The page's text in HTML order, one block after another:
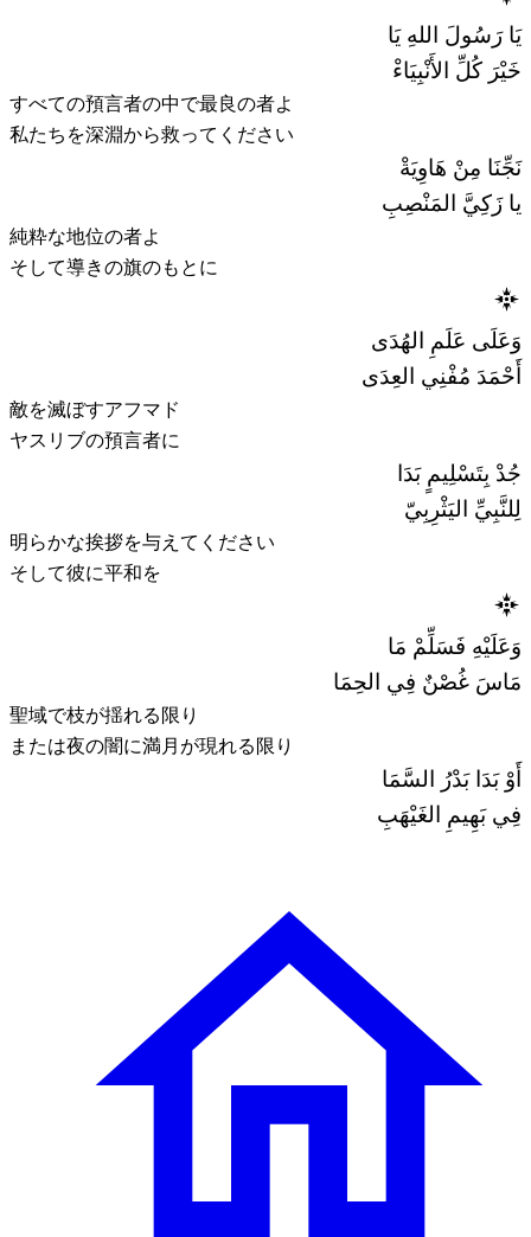
يَا رَسُولَ اللهِ يَا
خَيْرَ كُلِّ الأَنْبِيَاءْ
すべての預言者の中で最良の者よ
私たちを深淵から救ってください
نَجِّنَا مِنْ هَاوِيَةْ
يا زَكِيَّ المَنْصِبِ
純粋な地位の者よ
そして導きの旗のもとに
وَعَلَى عَلَمِ الهُدَى
أَحْمَدَ مُفْنِي العِدَى
敵を滅ぼすアフマド
ヤスリブの預言者に
جُدْ بِتَسْلِيمٍ بَدَا
لِلنَّبِيِّ اليَثْرِبِيّ
明らかな挨拶を与えてください
そして彼に平和を
وَعَلَيْهِ فَسَلِّمْ مَا
مَاسَ غُصْنٌ فِي الحِمَا
聖域で枝が揺れる限り
または夜の闇に満月が現れる限り
أَوْ بَدَا بَدْرُ السَّمَا
فِي بَهِيمِ الغَيْهَبِ